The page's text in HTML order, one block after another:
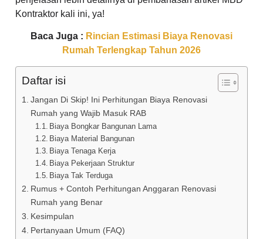
Kontraktor kali ini, ya!
Baca Juga : Rincian Estimasi Biaya Renovasi
Rumah Terlengkap Tahun 2026
Daftar isi
Jangan Di Skip! Ini Perhitungan Biaya Renovasi
Rumah yang Wajib Masuk RAB
Biaya Bongkar Bangunan Lama
Biaya Material Bangunan
Biaya Tenaga Kerja
Biaya Pekerjaan Struktur
Biaya Tak Terduga
Rumus + Contoh Perhitungan Anggaran Renovasi
Rumah yang Benar
Kesimpulan
Pertanyaan Umum (FAQ)